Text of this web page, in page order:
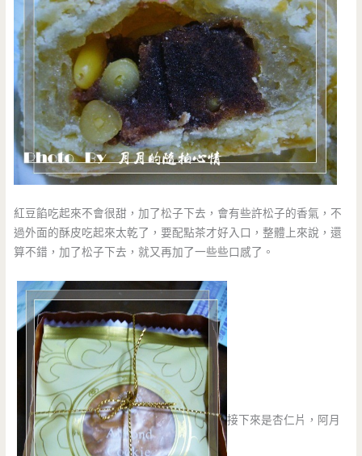
紅豆餡吃起來不會很甜，加了松子下去，會有些許松子的香氣，不
過外面的酥皮吃起來太乾了，要配點茶才好入口，整體上來說，還
算不錯，加了松子下去，就又再加了一些些口感了。
接下來是杏仁片，阿月